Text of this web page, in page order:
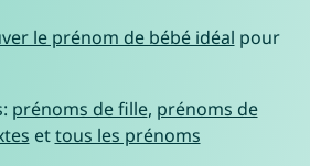
le prénom de bébé idéal pour
prénoms de fille, prénoms de
ettous les prénoms